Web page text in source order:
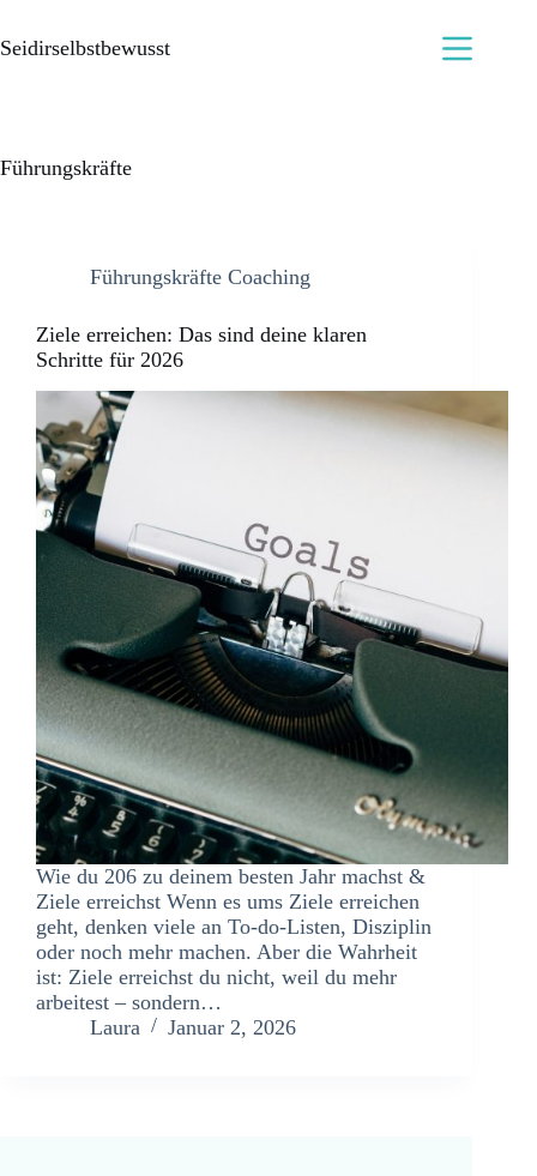
Seidirselbstbewusst
Führungskräfte
Führungskräfte Coaching
Ziele erreichen: Das sind deine klaren
Schritte für 2026
Wie du 206 zu deinem besten Jahr machst &
Ziele erreichst Wenn es ums Ziele erreichen
geht, denken viele an To-do-Listen, Disziplin
oder noch mehr machen. Aber die Wahrheit
ist: Ziele erreichst du nicht, weil du mehr
arbeitest – sondern…
Laura
Januar 2, 2026